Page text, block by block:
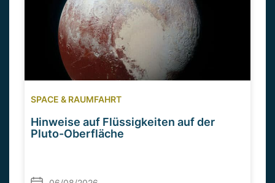
SPACE & RAUMFAHRT
Hinweise auf Flüssigkeiten auf der
Pluto-Oberfläche